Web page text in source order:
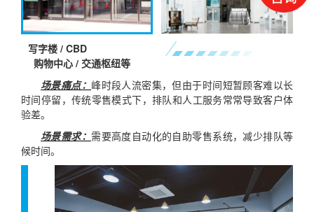
写字楼 / CBD
购物中心 / 交通枢纽等
场景痛点： 峰时段人流密集，但由于时间短暂顾客难以长
时间停留，传统零售模式下，排队和人工服务常常导致客户体
验差。
场景需求： 需要高度自动化的自助零售系统，减少排队等
候时间。